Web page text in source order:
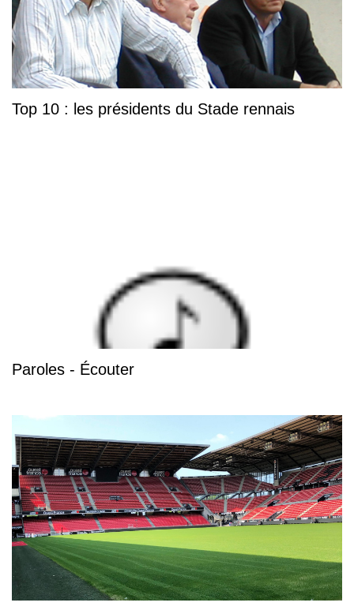
Top 10 : les présidents du Stade rennais
Paroles - Écouter